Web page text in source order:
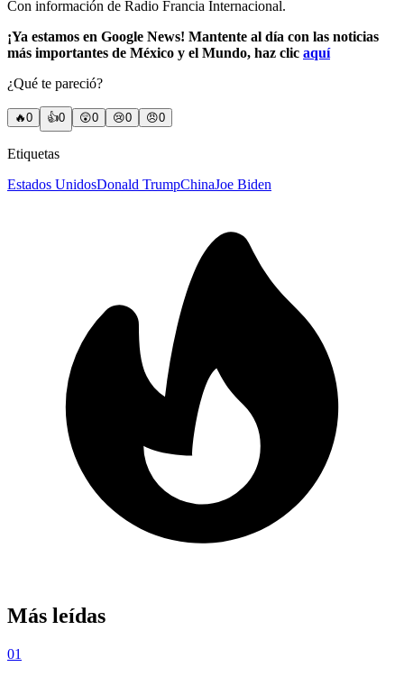
Con información de Radio Francia Internacional.
¡Ya estamos en Google News! Mantente al día con las noticias
más importantes de México y el Mundo, haz clic aquí
¿Qué te pareció?
🔥0 👍0 😲0 😢0 😠0
Etiquetas
Estados UnidosDonald TrumpChinaJoe Biden
Más leídas
01